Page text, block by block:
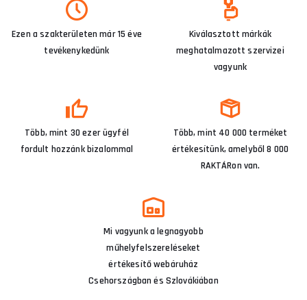
Ezen a szakterületen már 15 éve
tevékenykedünk
Kiválasztott márkák
meghatalmazott szervizei
vagyunk
Több, mint 30 ezer ügyfél
fordult hozzánk bizalommal
Több, mint 40 000 terméket
értékesítünk, amelyből 8 000
RAKTÁRon van.
Mi vagyunk a legnagyobb
műhelyfelszereléseket
értékesítő webáruház
Csehországban és Szlovákiában